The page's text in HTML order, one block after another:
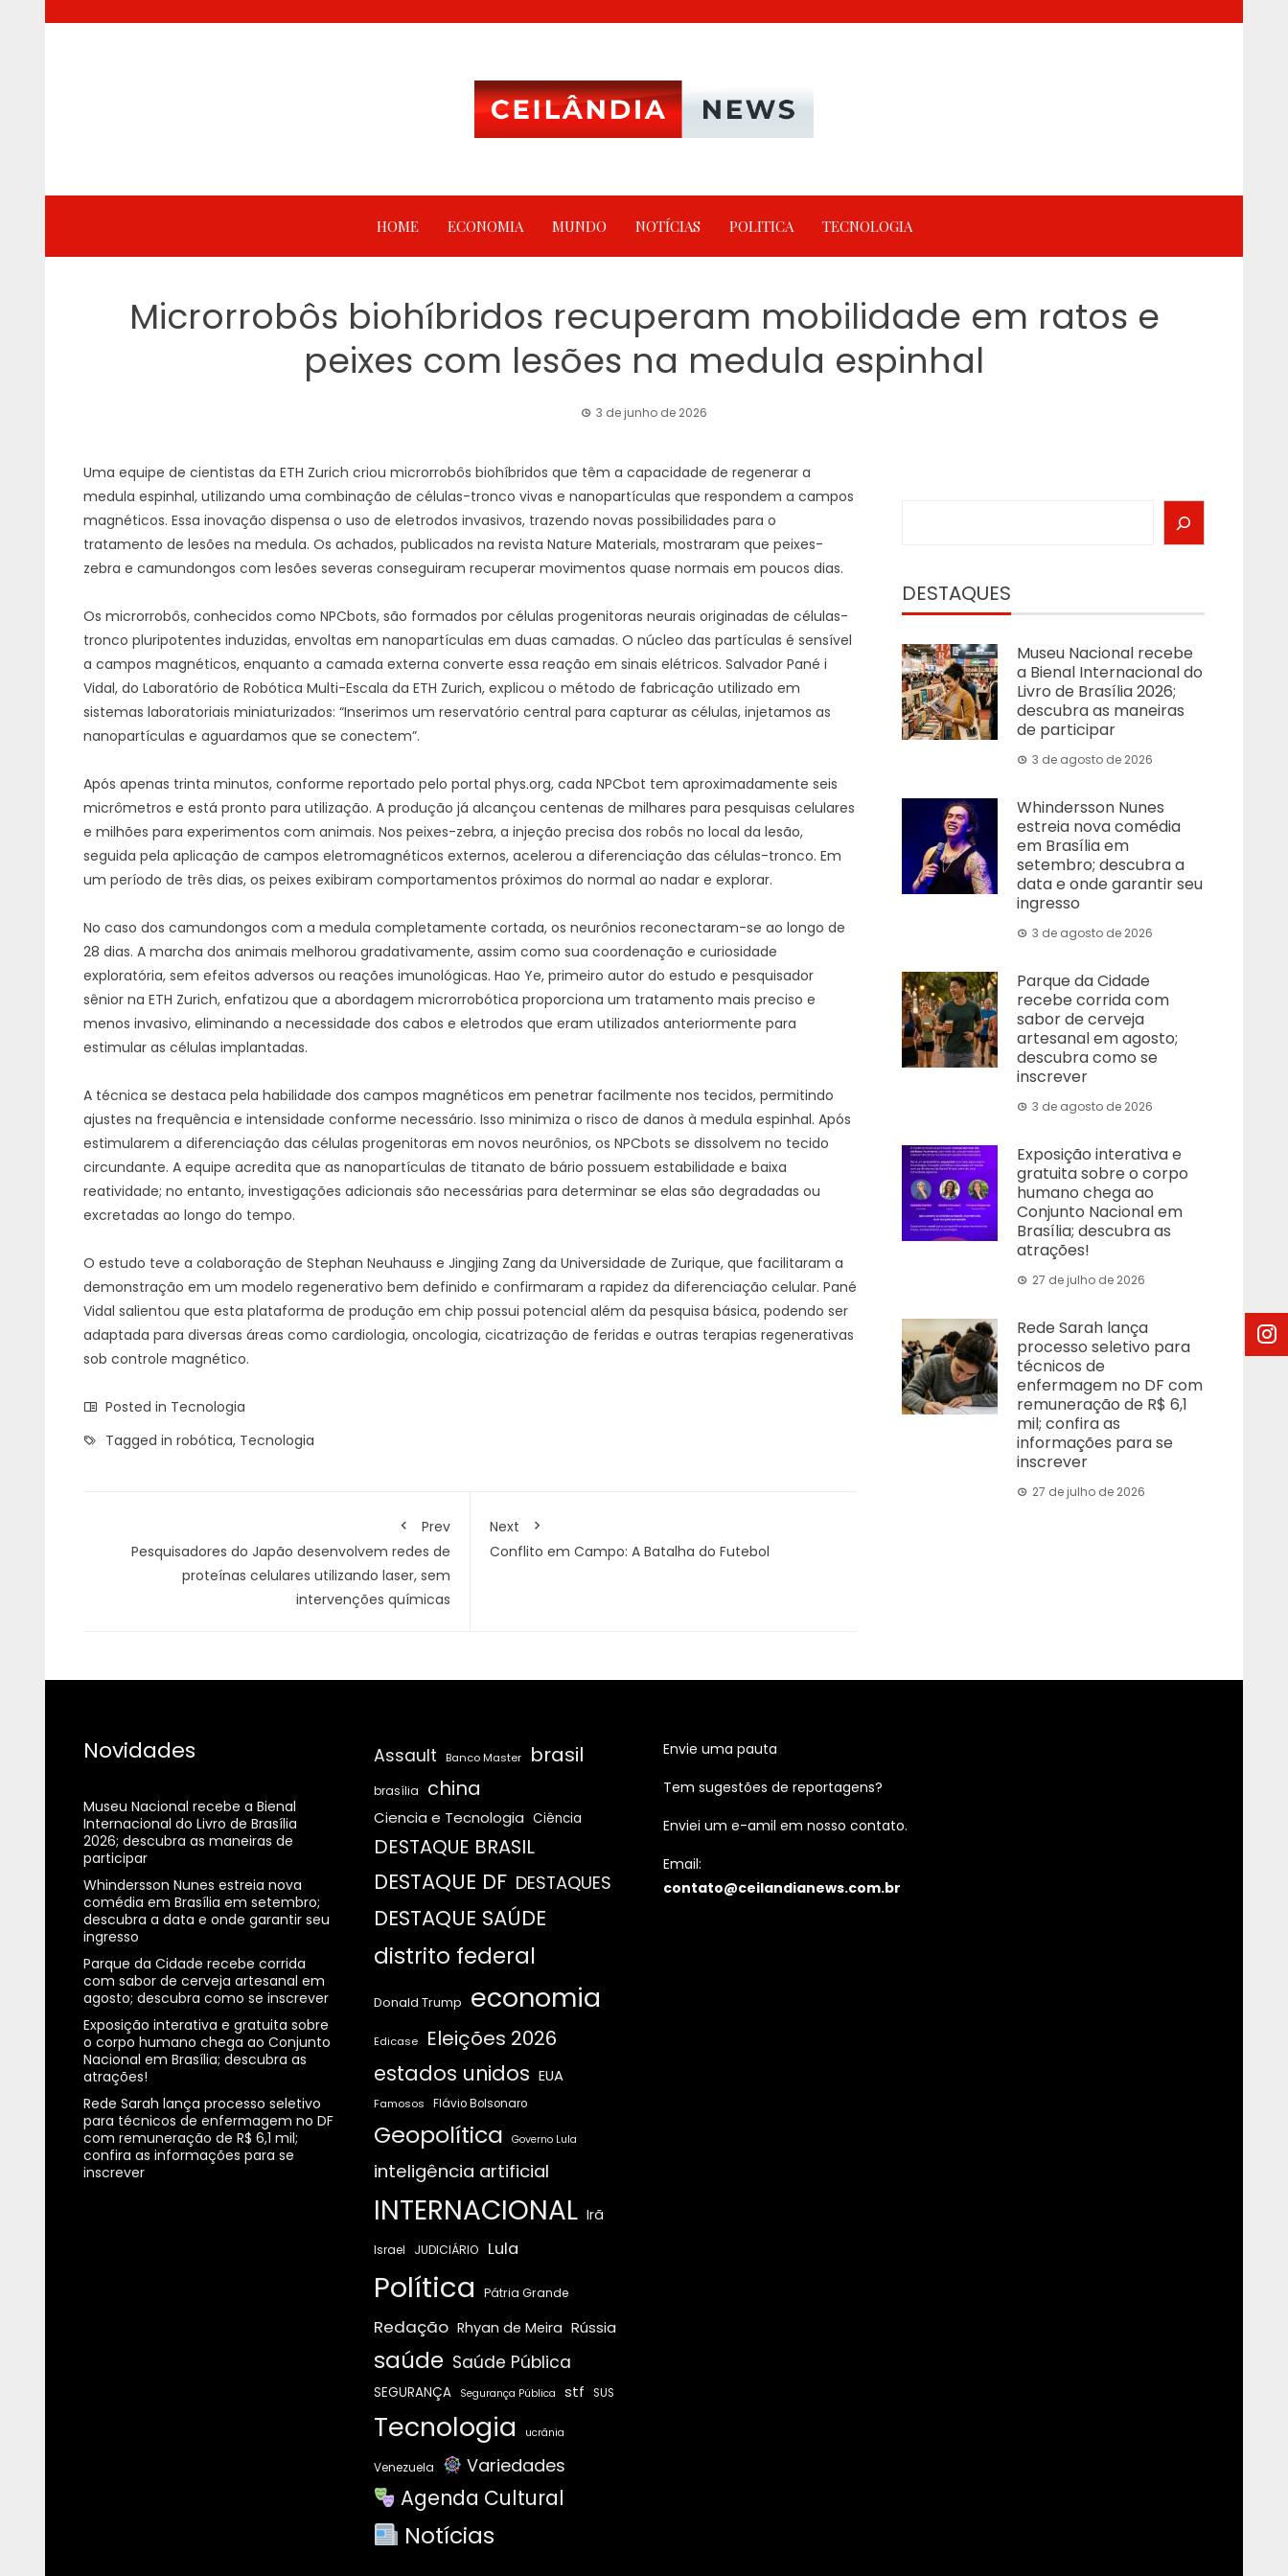
HOME ECONOMIA MUNDO NOTÍCIAS POLITICA TECNOLOGIA
Microrrobôs biohíbridos recuperam mobilidade em ratos e
peixes com lesões na medula espinhal
3 de junho de 2026
Uma equipe de cientistas da ETH Zurich criou microrrobôs biohíbridos que têm a capacidade de regenerar a
medula espinhal, utilizando uma combinação de células-tronco vivas e nanopartículas que respondem a campos
magnéticos. Essa inovação dispensa o uso de eletrodos invasivos, trazendo novas possibilidades para o
tratamento de lesões na medula. Os achados, publicados na revista Nature Materials, mostraram que peixes-
zebra e camundongos com lesões severas conseguiram recuperar movimentos quase normais em poucos dias.
Os microrrobôs, conhecidos como NPCbots, são formados por células progenitoras neurais originadas de células-
tronco pluripotentes induzidas, envoltas em nanopartículas em duas camadas. O núcleo das partículas é sensível
a campos magnéticos, enquanto a camada externa converte essa reação em sinais elétricos. Salvador Pané i
Vidal, do Laboratório de Robótica Multi-Escala da ETH Zurich, explicou o método de fabricação utilizado em
sistemas laboratoriais miniaturizados: “Inserimos um reservatório central para capturar as células, injetamos as
nanopartículas e aguardamos que se conectem”.
Após apenas trinta minutos, conforme reportado pelo portal phys.org, cada NPCbot tem aproximadamente seis
micrômetros e está pronto para utilização. A produção já alcançou centenas de milhares para pesquisas celulares
e milhões para experimentos com animais. Nos peixes-zebra, a injeção precisa dos robôs no local da lesão,
seguida pela aplicação de campos eletromagnéticos externos, acelerou a diferenciação das células-tronco. Em
um período de três dias, os peixes exibiram comportamentos próximos do normal ao nadar e explorar.
No caso dos camundongos com a medula completamente cortada, os neurônios reconectaram-se ao longo de
28 dias. A marcha dos animais melhorou gradativamente, assim como sua coordenação e curiosidade
exploratória, sem efeitos adversos ou reações imunológicas. Hao Ye, primeiro autor do estudo e pesquisador
sênior na ETH Zurich, enfatizou que a abordagem microrrobótica proporciona um tratamento mais preciso e
menos invasivo, eliminando a necessidade dos cabos e eletrodos que eram utilizados anteriormente para
estimular as células implantadas.
A técnica se destaca pela habilidade dos campos magnéticos em penetrar facilmente nos tecidos, permitindo
ajustes na frequência e intensidade conforme necessário. Isso minimiza o risco de danos à medula espinhal. Após
estimularem a diferenciação das células progenitoras em novos neurônios, os NPCbots se dissolvem no tecido
circundante. A equipe acredita que as nanopartículas de titanato de bário possuem estabilidade e baixa
reatividade; no entanto, investigações adicionais são necessárias para determinar se elas são degradadas ou
excretadas ao longo do tempo.
O estudo teve a colaboração de Stephan Neuhauss e Jingjing Zang da Universidade de Zurique, que facilitaram a
demonstração em um modelo regenerativo bem definido e confirmaram a rapidez da diferenciação celular. Pané
Vidal salientou que esta plataforma de produção em chip possui potencial além da pesquisa básica, podendo ser
adaptada para diversas áreas como cardiologia, oncologia, cicatrização de feridas e outras terapias regenerativas
sob controle magnético.
Posted in Tecnologia
Tagged in robótica, Tecnologia
Prev
Pesquisadores do Japão desenvolvem redes de
proteínas celulares utilizando laser, sem
intervenções químicas
Next
Conflito em Campo: A Batalha do Futebol
DESTAQUES
Museu Nacional recebe
a Bienal Internacional do
Livro de Brasília 2026;
descubra as maneiras
de participar
3 de agosto de 2026
Whindersson Nunes
estreia nova comédia
em Brasília em
setembro; descubra a
data e onde garantir seu
ingresso
3 de agosto de 2026
Parque da Cidade
recebe corrida com
sabor de cerveja
artesanal em agosto;
descubra como se
inscrever
3 de agosto de 2026
Exposição interativa e
gratuita sobre o corpo
humano chega ao
Conjunto Nacional em
Brasília; descubra as
atrações!
27 de julho de 2026
Rede Sarah lança
processo seletivo para
técnicos de
enfermagem no DF com
remuneração de R$ 6,1
mil; confira as
informações para se
inscrever
27 de julho de 2026
Novidades
Museu Nacional recebe a Bienal
Internacional do Livro de Brasília
2026; descubra as maneiras de
participar
Whindersson Nunes estreia nova
comédia em Brasília em setembro;
descubra a data e onde garantir seu
ingresso
Parque da Cidade recebe corrida
com sabor de cerveja artesanal em
agosto; descubra como se inscrever
Exposição interativa e gratuita sobre
o corpo humano chega ao Conjunto
Nacional em Brasília; descubra as
atrações!
Rede Sarah lança processo seletivo
para técnicos de enfermagem no DF
com remuneração de R$ 6,1 mil;
confira as informações para se
inscrever
Assault Banco Master brasil
brasília china
Ciencia e Tecnologia Ciência
DESTAQUE BRASIL
DESTAQUE DF DESTAQUES
DESTAQUE SAÚDE
distrito federal
Donald Trump economia
Edicase Eleições 2026
estados unidos EUA
Famosos Flávio Bolsonaro
Geopolítica Governo Lula
inteligência artificial
INTERNACIONAL Irã
Israel JUDICIÁRIO Lula
Política Pátria Grande
Redação Rhyan de Meira Rússia
saúde Saúde Pública
SEGURANÇA Segurança Pública stf SUS
Tecnologia ucrânia
Venezuela Variedades
Agenda Cultural
Notícias
Envie uma pauta
Tem sugestões de reportagens?
Enviei um e-amil em nosso contato.
Email:
contato@ceilandianews.com.br